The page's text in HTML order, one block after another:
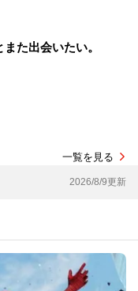
た出会いたい。
一覧を見る
2026/8/9更新